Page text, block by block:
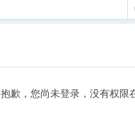
抱歉，您尚未登录，没有权限